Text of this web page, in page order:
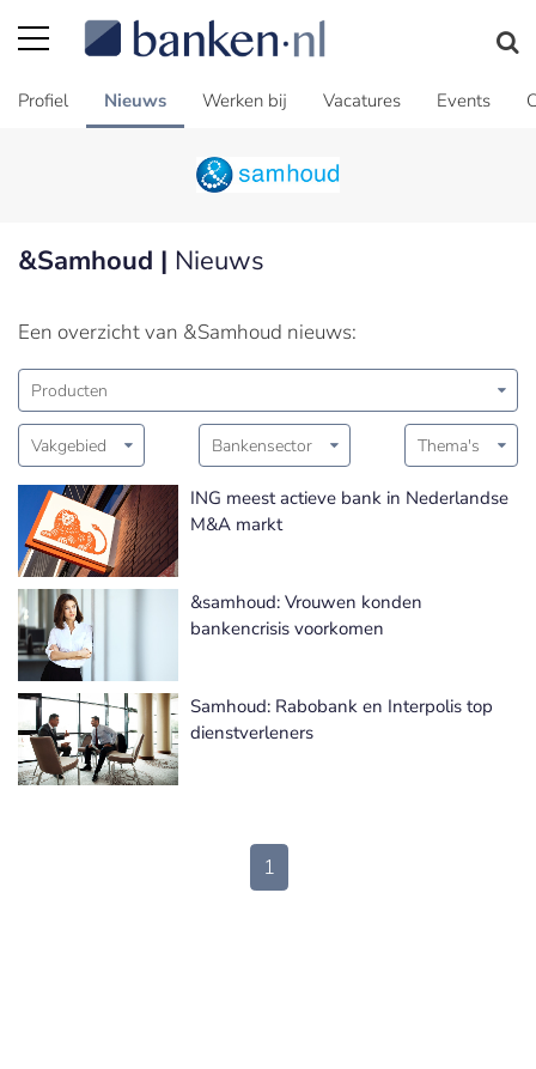
Profiel Nieuws Werken bij Vacatures Events
&Samhoud | Nieuws
Een overzicht van &Samhoud nieuws:
Producten
Vakgebied Bankensector Thema's
ING meest actieve bank in Nederlandse
M&A markt
&samhoud: Vrouwen konden
bankencrisis voorkomen
Samhoud: Rabobank en Interpolis top
dienstverleners
1